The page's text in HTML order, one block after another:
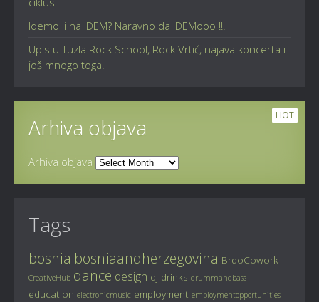
Idemo li na IDEM? Naravno da IDEMooo !!!
Upis u Tuzla Rock School, Rock Vrtić, najava koncerta i
još mnogo toga!
HOT
Arhiva objava
Arhiva objava
Tags
bosnia bosniaandherzegovina BrdoCowork
CreativeHub dance design dj drinks drummandbass
education electronicmusic employment employmentopportunities